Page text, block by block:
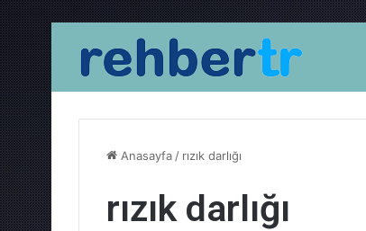
Anasayfa / rızık darlığı
rızık darlığı